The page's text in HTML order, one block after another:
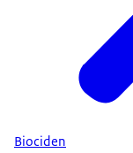
Biociden